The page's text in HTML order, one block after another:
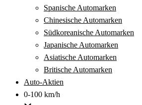
Spanische Automarken
Chinesische Automarken
Südkoreanische Automarken
Japanische Automarken
Asiatische Automarken
Britische Automarken
Auto-Aktien
0-100 km/h